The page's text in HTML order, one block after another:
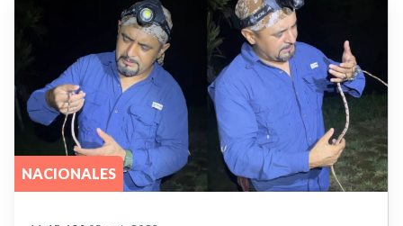
NACIONALES